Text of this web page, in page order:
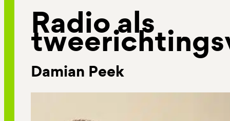
Radio als
Damian Peek